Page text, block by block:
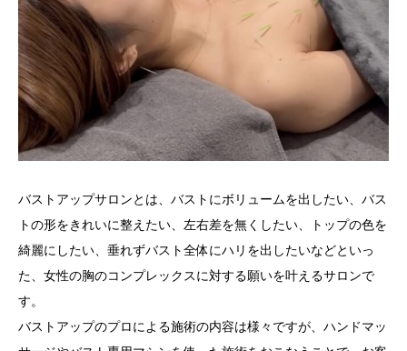
バストアップサロンとは、バストにボリュームを出したい、バス
トの形をきれいに整えたい、左右差を無くしたい、トップの色を
綺麗にしたい、垂れずバスト全体にハリを出したいなどといっ
た、女性の胸のコンプレックスに対する願いを叶えるサロンで
す。
バストアップのプロによる施術の内容は様々ですが、ハンドマッ